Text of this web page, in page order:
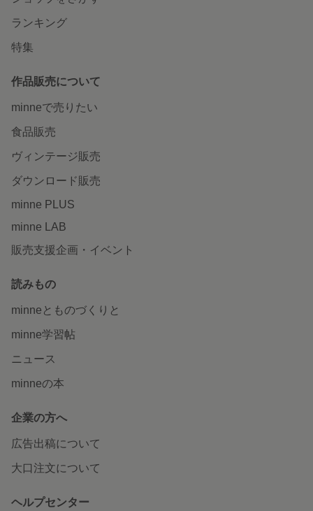
ランキング
特集
作品販売について
minneで売りたい
食品販売
ヴィンテージ販売
ダウンロード販売
minne PLUS
minne LAB
販売支援企画・イベント
読みもの
minneとものづくりと
minne学習帖
ニュース
minneの本
企業の方へ
広告出稿について
大口注文について
ヘルプセンター